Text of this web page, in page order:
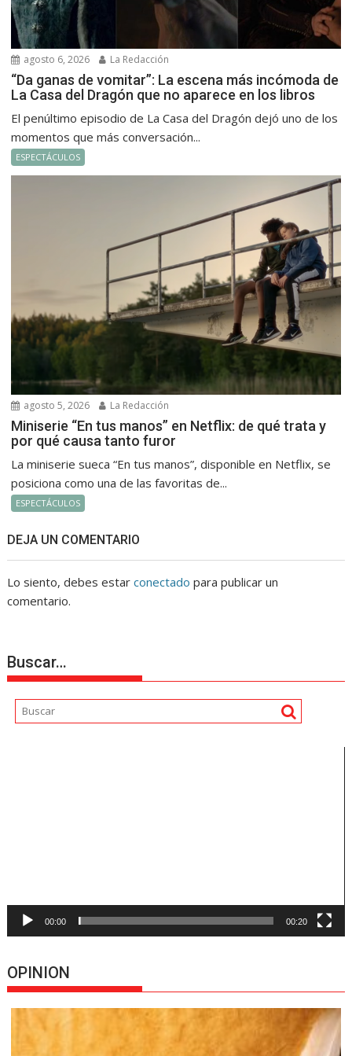
agosto 6, 2026 La Redacción
“Da ganas de vomitar”: La escena más incómoda de
La Casa del Dragón que no aparece en los libros
El penúltimo episodio de La Casa del Dragón dejó uno de los
momentos que más conversación...
ESPECTÁCULOS
agosto 5, 2026 La Redacción
Miniserie “En tus manos” en Netflix: de qué trata y
por qué causa tanto furor
La miniserie sueca “En tus manos”, disponible en Netflix, se
posiciona como una de las favoritas de...
ESPECTÁCULOS
DEJA UN COMENTARIO
Lo siento, debes estarconectado para publicar un
comentario.
Buscar…
00:00 00:20
OPINION